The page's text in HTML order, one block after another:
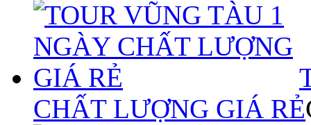
CHẤT LƯỢNG GIÁ RẺ